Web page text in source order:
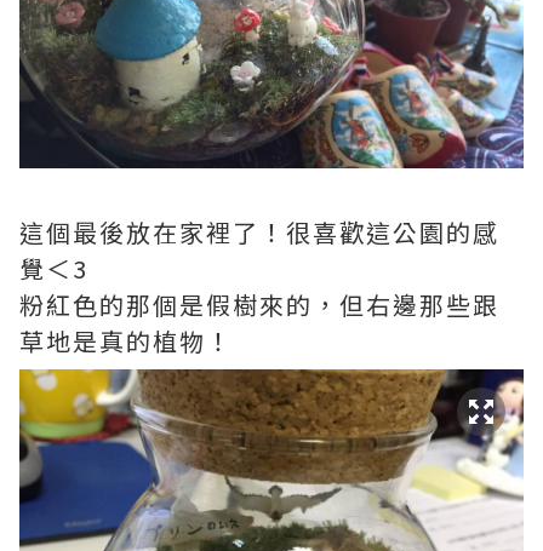
這個最後放在家裡了！很喜歡這公園的感
覺＜3
粉紅色的那個是假樹來的，但右邊那些跟
草地是真的植物！